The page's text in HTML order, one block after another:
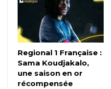
Regional 1 Française :
Sama Koudjakalo,
une saison en or
récompensée